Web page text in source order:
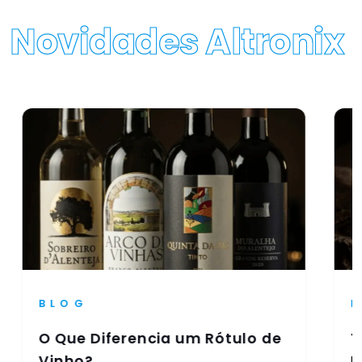
Novidades Altronix
BLOG
O Que Diferencia um Rótulo de